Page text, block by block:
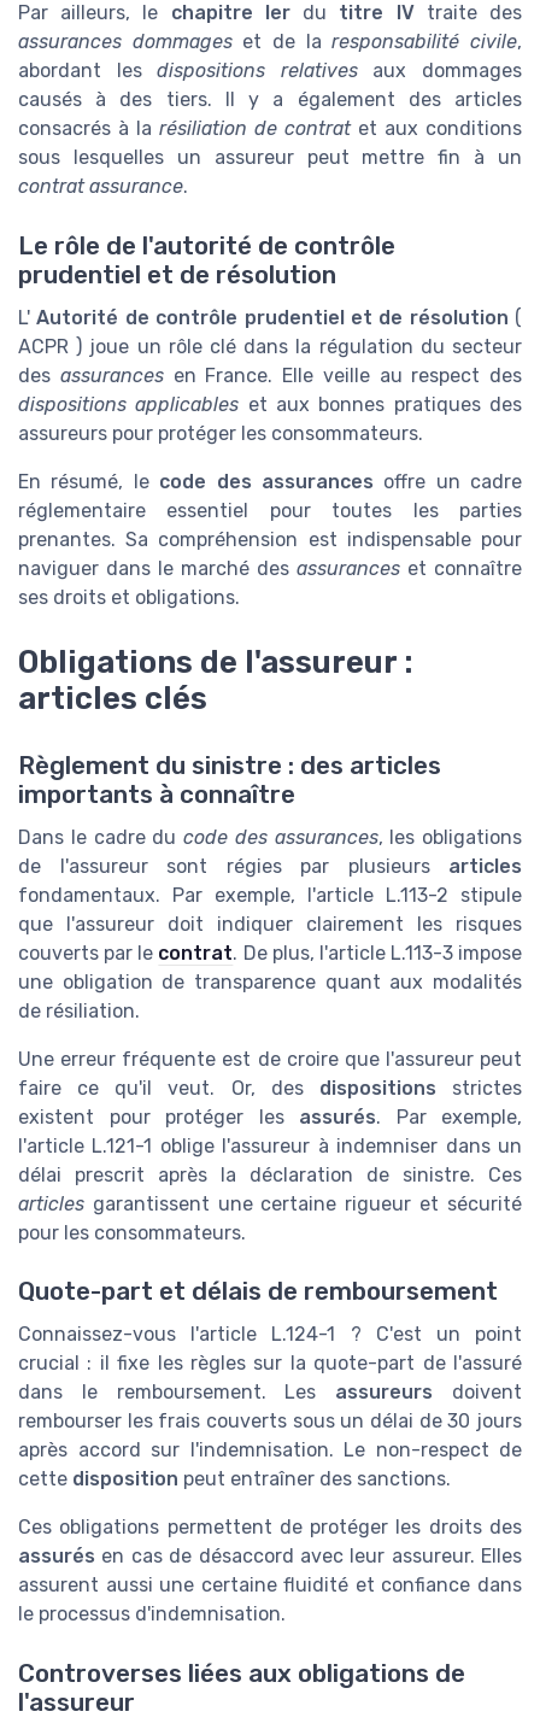
Par ailleurs, le chapitre Ierdu titre IVtraite des
assurances dommageset de laresponsabilité civile,
abordant lesdispositions relativesaux dommages
causés à des tiers. Il y a également des articles
consacrés à la résiliation de contratet aux conditions
sous lesquelles un assureur peut mettre fin à un
contrat assurance.
Le rôle de l'autorité de contrôle
prudentiel et de résolution
L'Autorité de contrôle prudentiel et de résolution (
ACPR ) joue un rôle clé dans la régulation du secteur
des assurancesen France. Elle veille au respect des
dispositions applicables et aux bonnes pratiques des
assureurs pour protéger les consommateurs.
En résumé, le code des assurances offre un cadre
réglementaire essentiel pour toutes les parties
prenantes. Sa compréhension est indispensable pour
naviguer dans le marché des assurances et connaître
ses droits et obligations.
Obligations de l'assureur :
articles clés
Règlement du sinistre : des articles
importants à connaître
Dans le cadre du code des assurances, les obligations
de l'assureur sont régies par plusieurs articles
fondamentaux. Par exemple, l'article L.113-2 stipule
que l'assureur doit indiquer clairement les risques
couverts par le contrat. De plus, l'article L.113-3 impose
une obligation de transparence quant aux modalités
de résiliation.
Une erreur fréquente est de croire que l'assureur peut
faire ce qu'il veut. Or, des dispositions strictes
existent pour protéger les assurés. Par exemple,
l'article L.121-1 oblige l'assureur à indemniser dans un
délai prescrit après la déclaration de sinistre. Ces
articles garantissent une certaine rigueur et sécurité
pour les consommateurs.
Quote-part et délais de remboursement
Connaissez-vous l'article L.124-1 ? C'est un point
crucial : il fixe les règles sur la quote-part de l'assuré
dans le remboursement. Les assureurs doivent
rembourser les frais couverts sous un délai de 30 jours
après accord sur l'indemnisation. Le non-respect de
cette disposition peut entraîner des sanctions.
Ces obligations permettent de protéger les droits des
assurés en cas de désaccord avec leur assureur. Elles
assurent aussi une certaine fluidité et confiance dans
le processus d'indemnisation.
Controverses liées aux obligations de
l'assureur